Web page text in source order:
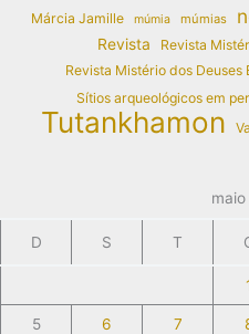
Márcia Jamille múmia múmias
Revista
Revista
Revista Mistério dos Deuses
Sítios arqueológicos em
Tutankhamon
D S T
5 6 7